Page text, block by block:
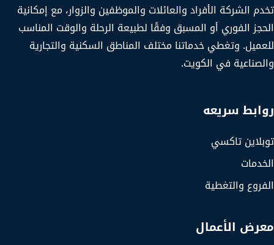
تخدم الشركة الأفراد والعائلات والموظفين والزوار، مع إمكانية
الحجز الفوري أو المسبق وفقًا لطبيعة الرحلة والوقت المناسب
للعميل. وتغطي خدماتنا مختلف المناطق السكنية والتجارية
والصناعية في الكويت.
روابط سريعه
توبلاين تاكسي
الخدمات
الفروع والتغطية
معرض الأعمال